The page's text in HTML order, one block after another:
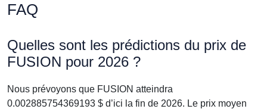
FAQ
Quelles sont les prédictions du prix de
FUSION pour 2026 ?
Nous prévoyons que FUSION atteindra
0.002885754369193 $ d’ici la fin de 2026. Le prix moyen